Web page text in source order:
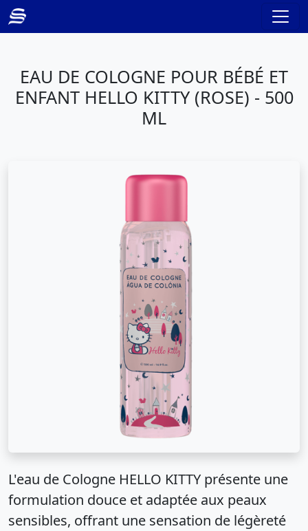
EAU DE COLOGNE POUR BÉBÉ ET
ENFANT HELLO KITTY (ROSE) - 500
ML
L'eau de Cologne HELLO KITTY présente une
formulation douce et adaptée aux peaux
sensibles, offrant une sensation de légèreté